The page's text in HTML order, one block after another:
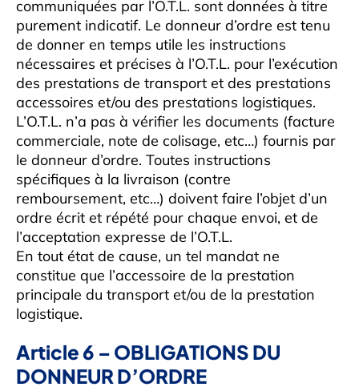
communiquées par l’O.T.L. sont données à titre
purement indicatif. Le donneur d’ordre est tenu
de donner en temps utile les instructions
nécessaires et précises à l’O.T.L. pour l’exécution
des prestations de transport et des prestations
accessoires et/ou des prestations logistiques.
L’O.T.L. n’a pas à vérifier les documents (facture
commerciale, note de colisage, etc…) fournis par
le donneur d’ordre. Toutes instructions
spécifiques à la livraison (contre
remboursement, etc…) doivent faire l’objet d’un
ordre écrit et répété pour chaque envoi, et de
l’acceptation expresse de l’O.T.L.
En tout état de cause, un tel mandat ne
constitue que l’accessoire de la prestation
principale du transport et/ou de la prestation
logistique.
Article 6 – OBLIGATIONS DU
DONNEUR D’ORDRE